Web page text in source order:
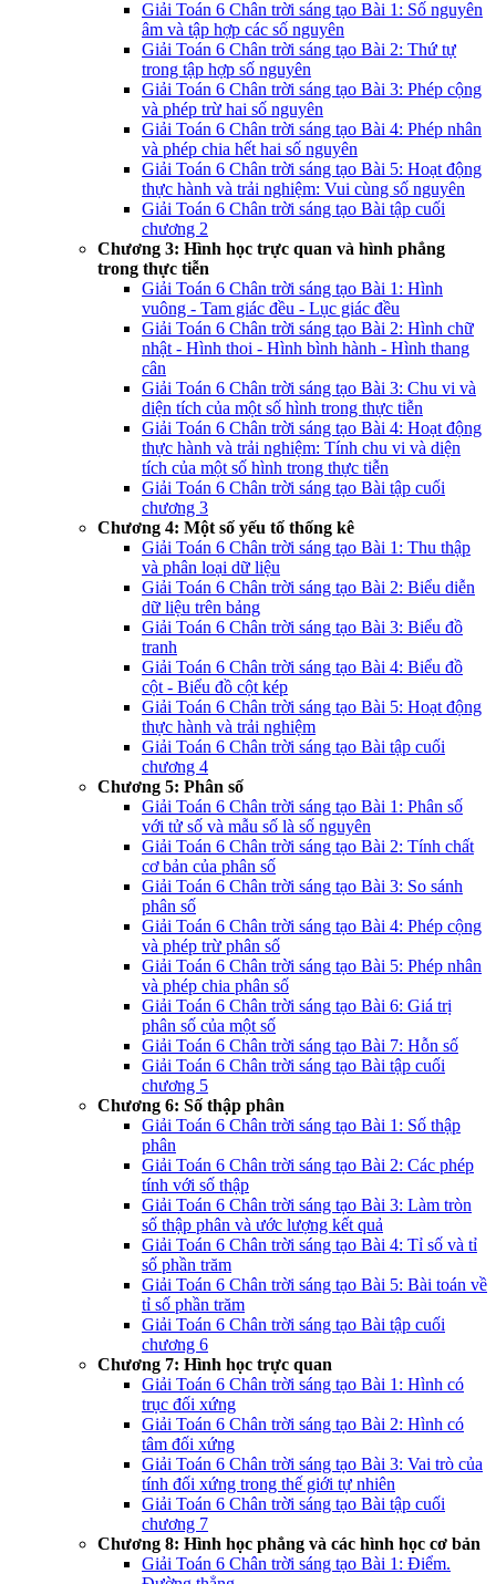
Giải Toán 6 Chân trời sáng tạo Bài 1: Số nguyên
âm và tập hợp các số nguyên
Giải Toán 6 Chân trời sáng tạo Bài 2: Thứ tự
trong tập hợp số nguyên
Giải Toán 6 Chân trời sáng tạo Bài 3: Phép cộng
và phép trừ hai số nguyên
Giải Toán 6 Chân trời sáng tạo Bài 4: Phép nhân
và phép chia hết hai số nguyên
Giải Toán 6 Chân trời sáng tạo Bài 5: Hoạt động
thực hành và trải nghiệm: Vui cùng số nguyên
Giải Toán 6 Chân trời sáng tạo Bài tập cuối
chương 2
Chương 3: Hình học trực quan và hình phẳng
trong thực tiễn
Giải Toán 6 Chân trời sáng tạo Bài 1: Hình
vuông - Tam giác đều - Lục giác đều
Giải Toán 6 Chân trời sáng tạo Bài 2: Hình chữ
nhật - Hình thoi - Hình bình hành - Hình thang
cân
Giải Toán 6 Chân trời sáng tạo Bài 3: Chu vi và
diện tích của một số hình trong thực tiễn
Giải Toán 6 Chân trời sáng tạo Bài 4: Hoạt động
thực hành và trải nghiệm: Tính chu vi và diện
tích của một số hình trong thực tiễn
Giải Toán 6 Chân trời sáng tạo Bài tập cuối
chương 3
Chương 4: Một số yếu tố thống kê
Giải Toán 6 Chân trời sáng tạo Bài 1: Thu thập
và phân loại dữ liệu
Giải Toán 6 Chân trời sáng tạo Bài 2: Biểu diễn
dữ liệu trên bảng
Giải Toán 6 Chân trời sáng tạo Bài 3: Biểu đồ
tranh
Giải Toán 6 Chân trời sáng tạo Bài 4: Biểu đồ
cột - Biểu đồ cột kép
Giải Toán 6 Chân trời sáng tạo Bài 5: Hoạt động
thực hành và trải nghiệm
Giải Toán 6 Chân trời sáng tạo Bài tập cuối
chương 4
Chương 5: Phân số
Giải Toán 6 Chân trời sáng tạo Bài 1: Phân số
với tử số và mẫu số là số nguyên
Giải Toán 6 Chân trời sáng tạo Bài 2: Tính chất
cơ bản của phân số
Giải Toán 6 Chân trời sáng tạo Bài 3: So sánh
phân số
Giải Toán 6 Chân trời sáng tạo Bài 4: Phép cộng
và phép trừ phân số
Giải Toán 6 Chân trời sáng tạo Bài 5: Phép nhân
và phép chia phân số
Giải Toán 6 Chân trời sáng tạo Bài 6: Giá trị
phân số của một số
Giải Toán 6 Chân trời sáng tạo Bài 7: Hỗn số
Giải Toán 6 Chân trời sáng tạo Bài tập cuối
chương 5
Chương 6: Số thập phân
Giải Toán 6 Chân trời sáng tạo Bài 1: Số thập
phân
Giải Toán 6 Chân trời sáng tạo Bài 2: Các phép
tính với số thập
Giải Toán 6 Chân trời sáng tạo Bài 3: Làm tròn
số thập phân và ước lượng kết quả
Giải Toán 6 Chân trời sáng tạo Bài 4: Tỉ số và tỉ
số phần trăm
Giải Toán 6 Chân trời sáng tạo Bài 5: Bài toán về
tỉ số phần trăm
Giải Toán 6 Chân trời sáng tạo Bài tập cuối
chương 6
Chương 7: Hình học trực quan
Giải Toán 6 Chân trời sáng tạo Bài 1: Hình có
trục đối xứng
Giải Toán 6 Chân trời sáng tạo Bài 2: Hình có
tâm đối xứng
Giải Toán 6 Chân trời sáng tạo Bài 3: Vai trò của
tính đối xứng trong thế giới tự nhiên
Giải Toán 6 Chân trời sáng tạo Bài tập cuối
chương 7
Chương 8: Hình học phẳng và các hình học cơ bản
Giải Toán 6 Chân trời sáng tạo Bài 1: Điểm.